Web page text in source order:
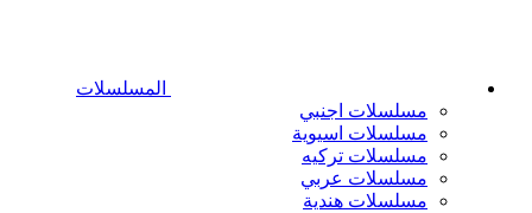
المسلسلات
مسلسلات اجنبي
مسلسلات اسيوية
مسلسلات تركيه
مسلسلات عربي
مسلسلات هندية